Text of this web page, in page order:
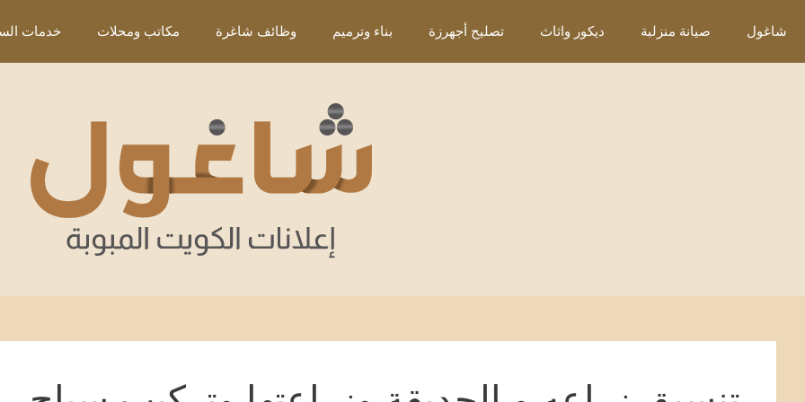
إلىشاغول صيانة منزلبة ديكور واثاث تصليح أجهرزة بناء وترميم وظائف شاغرة مكاتب ومحلات خدمات